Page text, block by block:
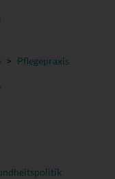
> Pflegepraxis